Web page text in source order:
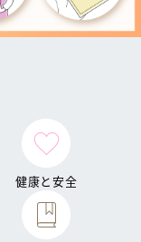
健康と安全